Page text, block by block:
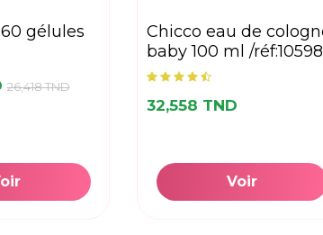
60 gélules
26,418 TND
chicco eau de cologne
baby 100 ml /réf:10598
32,558 TND
Voir